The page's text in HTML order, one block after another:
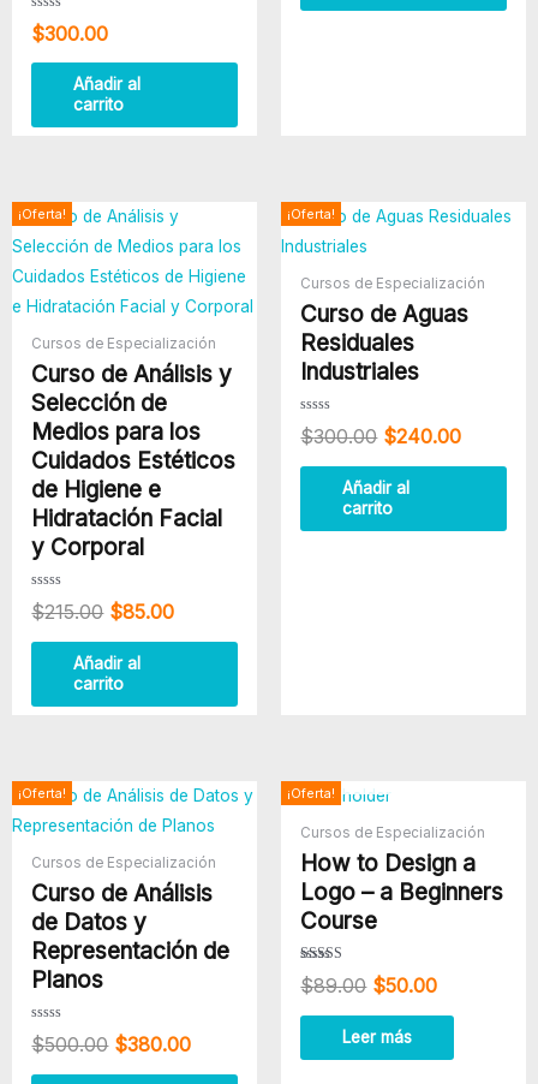
Valorado
con
de
$300.00
Añadir al
carrito
¡Oferta!
Cursos de Especialización
Curso de Análisis y
Selección de
Medios para los
Cuidados Estéticos
de Higiene e
Hidratación Facial
y Corporal
Valorado
con
de
$215.00
El
precio
era:
$215.00.
$85.00
El
precio
actual
es:
$85.00.
Añadir al
carrito
¡Oferta!
Cursos de Especialización
Curso de Aguas
Residuales
Industriales
Valorado
con
de
$300.00
El
era:
$300.00.
$240.00
El
es:
Añadir al
carrito
¡Oferta!
Cursos de Especialización
Curso de Análisis
de Datos y
Representación de
Planos
Valorado
con
de
$500.00
El
precio
original
era:
$500.00.
$380.00
El
actual
es:
$380.00.
¡Oferta!
Cursos de Especialización
How to Design a
Logo – a Beginners
Course
Valorado
con
de 5
$89.00
El
original
era:
$89.00.
$50.00
actual
es:
$50.00.
Leer más